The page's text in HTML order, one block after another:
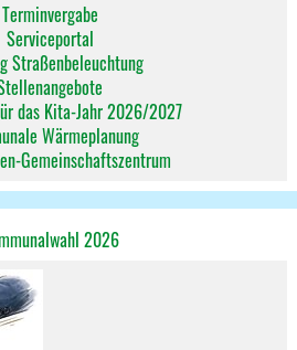
Terminvergabe
Serviceportal
Straßenbeleuchtung
das Kita-Jahr 2026/2027
Wärmeplanung
Gemeinschaftszentrum
2026